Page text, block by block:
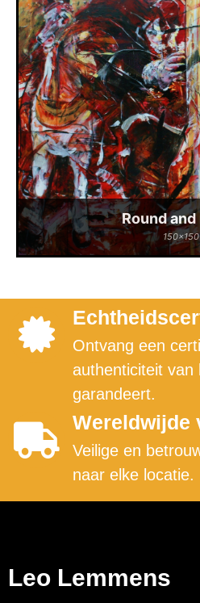
Round
150x150
Ontvang een
authenticiteit van
garandeert.
Wereldwijde
Veilige en
naar elke locatie.
Leo Lemmens